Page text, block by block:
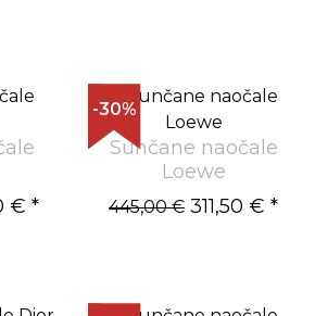
€ *
-30%
Sunčane naočale
Loewe
445,00 € 311,50 € *